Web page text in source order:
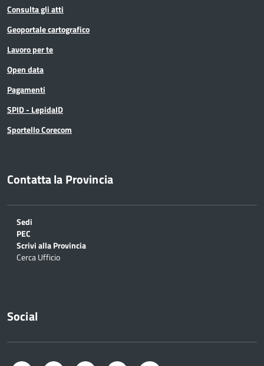
Consulta gli atti
Geoportale cartografico
Lavoro per te
Open data
Pagamenti
SPID - LepidaID
Sportello Corecom
Contatta la Provincia
Sedi
PEC
Scrivi alla Provincia
Cerca Ufficio
Social